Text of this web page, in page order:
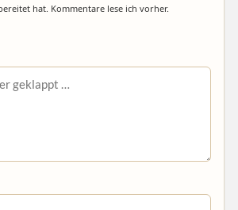
hat. Kommentare lese ich vorher.